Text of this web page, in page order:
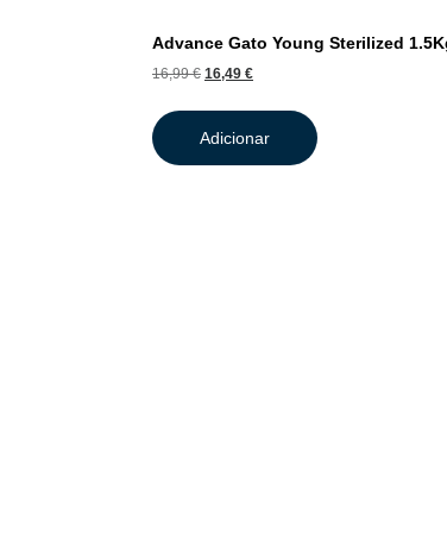
Advance Gato Young Sterilized
16,99€ 16,49 €
Adicionar